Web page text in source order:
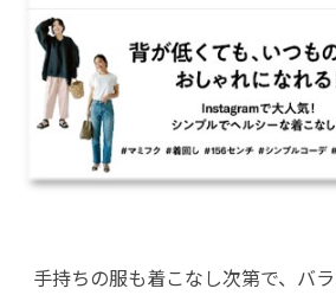
手持ちの服も着こなし次第で、バ